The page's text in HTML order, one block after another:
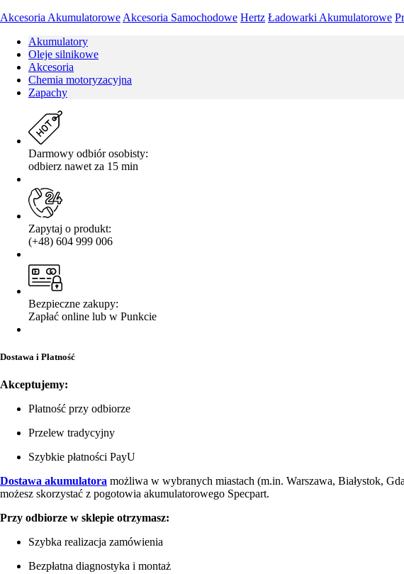
Akcesoria Akumulatorowe Akcesoria Samochodowe Hertz Ładowarki Akumulatorowe
Akumulatory
Oleje silnikowe
Akcesoria
Chemia motoryzacyjna
Zapachy
Darmowy odbiór osobisty:
odbierz nawet za 15 min
Zapytaj o produkt:
(+48) 604 999 006
Bezpieczne zakupy:
Zapłać online lub w Punkcie
Dostawa i Płatność
Akceptujemy:
Płatność przy odbiorze
Przelew tradycyjny
Szybkie płatności PayU
Dostawa akumulatora możliwa w wybranych miastach (m.in. Warszawa, Białystok,
możesz skorzystać z pogotowia akumulatorowego Specpart.
Przy odbiorze w sklepie otrzymasz:
Szybka realizacja zamówienia
Bezpłatna diagnostyka i montaż